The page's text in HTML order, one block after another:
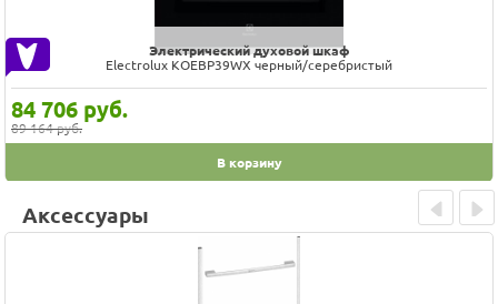
Электрический духовой шкаф
Electrolux KOEBP39WX черный/серебристый
84 706 руб.
89 164 руб.
В корзину
Аксессуары
Prev Next